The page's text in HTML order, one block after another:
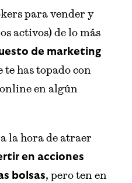
para vender y
activos) de lo más
de marketing
te has topado con
en algún
la hora de atraer
en acciones
bolsas, pero ten en